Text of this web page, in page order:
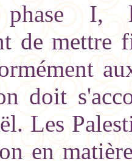
I,
de
doit
Les
en